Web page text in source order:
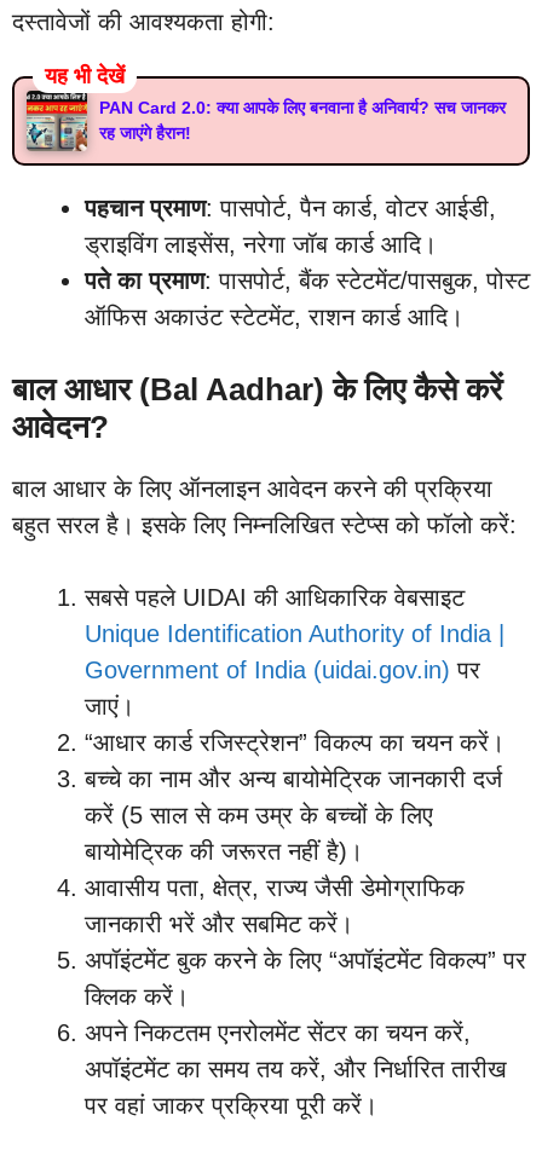
दस्तावेजों की आवश्यकता होगी:
यह भी देखें
PAN Card 2.0: क्या आपके लिए बनवाना है अनिवार्य? सच जानकर
रह जाएंगे हैरान!
पहचान प्रमाण: पासपोर्ट, पैन कार्ड, वोटर आईडी,
ड्राइविंग लाइसेंस, नरेगा जॉब कार्ड आदि।
पते का प्रमाण: पासपोर्ट, बैंक स्टेटमेंट/पासबुक, पोस्ट
ऑफिस अकाउंट स्टेटमेंट, राशन कार्ड आदि।
बाल आधार (Bal Aadhar) के लिए कैसे करें
आवेदन?
बाल आधार के लिए ऑनलाइन आवेदन करने की प्रक्रिया
बहुत सरल है। इसके लिए निम्नलिखित स्टेप्स को फॉलो करें:
सबसे पहले UIDAI की आधिकारिक वेबसाइट
Unique Identification Authority of India |
Government of India (uidai.gov.in) पर
जाएं।
“आधार कार्ड रजिस्ट्रेशन” विकल्प का चयन करें।
बच्चे का नाम और अन्य बायोमेट्रिक जानकारी दर्ज
करें (5 साल से कम उम्र के बच्चों के लिए
बायोमेट्रिक की जरूरत नहीं है)।
आवासीय पता, क्षेत्र, राज्य जैसी डेमोग्राफिक
जानकारी भरें और सबमिट करें।
अपॉइंटमेंट बुक करने के लिए “अपॉइंटमेंट विकल्प” पर
क्लिक करें।
अपने निकटतम एनरोलमेंट सेंटर का चयन करें,
अपॉइंटमेंट का समय तय करें, और निर्धारित तारीख
पर वहां जाकर प्रक्रिया पूरी करें।